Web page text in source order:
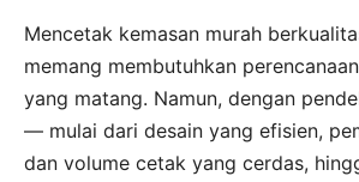
Mencetak kemasan murah
memang membutuhkan
yang matang. Namun, dengan
— mulai dari desain yang efisien,
dan volume cetak yang cerdas,